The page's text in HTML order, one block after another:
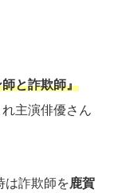
と詐欺師』
主演俳優さん
は詐欺師を鹿賀